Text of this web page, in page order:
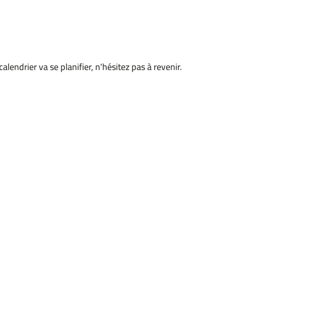
va se planifier, n'hésitez pas à revenir.